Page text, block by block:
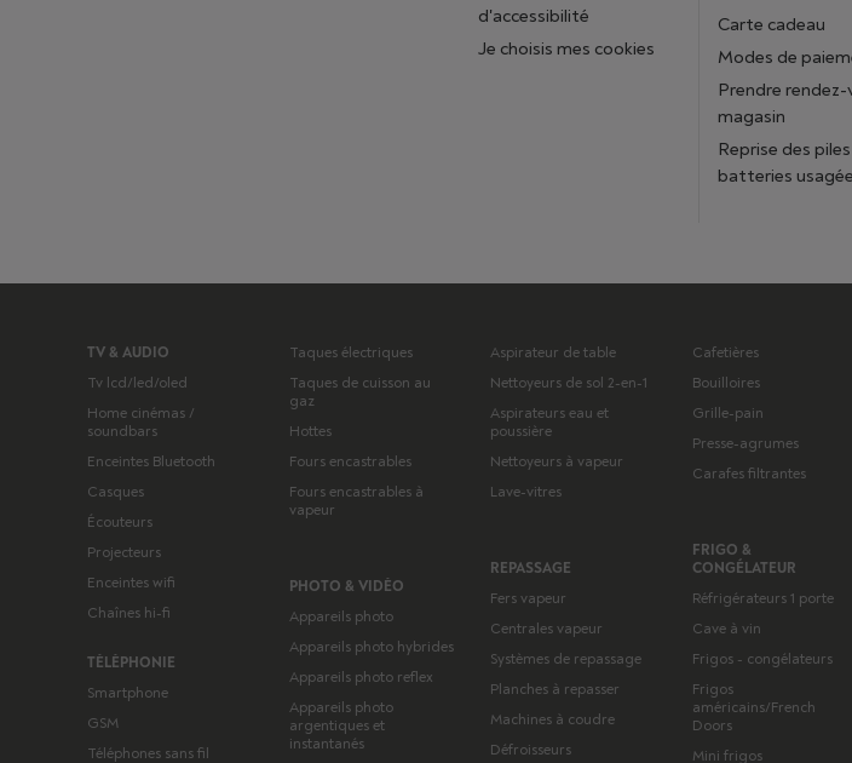
d'accessibilité
Je choisis mes cookies
Carte cadeau
Modes de
Prendre rendez-
magasin
Reprise des
batteries
TV & AUDIO
Tv lcd/led/oled
Home cinémas /
soundbars
Enceintes Bluetooth
Casques
Écouteurs
Projecteurs
Enceintes wifi
Chaînes hi-fi
TÉLÉPHONIE
Smartphone
GSM
Téléphones sans fil
Taques électriques
Taques de cuisson au
gaz
Hottes
Fours encastrables
Fours encastrables à
vapeur
PHOTO & VIDÉO
Appareils photo
Appareils photo hybrides
Appareils photo reflex
Appareils photo
argentiques et
instantanés
Aspirateur de table
Nettoyeurs de sol 2-en-1
Aspirateurs eau et
poussière
Nettoyeurs à vapeur
Lave-vitres
REPASSAGE
Fers vapeur
Centrales vapeur
Systèmes de repassage
Planches à repasser
Machines à coudre
Défroisseurs
Cafetières
Bouilloires
Grille-pain
Presse-agrumes
Carafes filtrantes
FRIGO &
CONGÉLATEUR
Réfrigérateurs 1 porte
Cave à vin
Frigos - congélateurs
Frigos
américains/French
Doors
Mini frigos